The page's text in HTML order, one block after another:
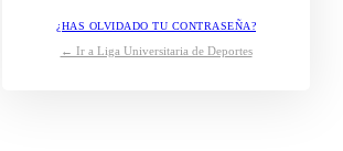
¿HAS OLVIDADO TU CONTRASEÑA?
← Ir a Liga Universitaria de Deportes